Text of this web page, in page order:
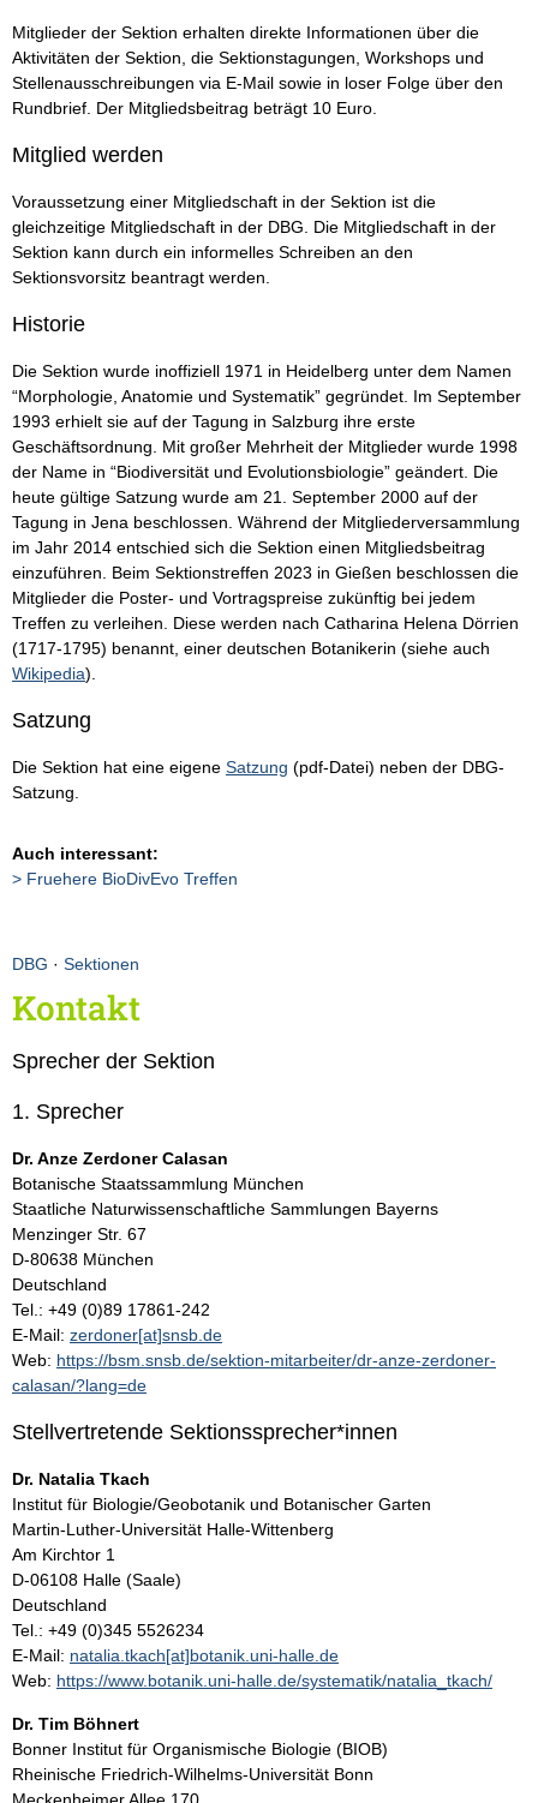
Mitglieder der Sektion erhalten direkte Informationen über die
Aktivitäten der Sektion, die Sektionstagungen, Workshops und
Stellenausschreibungen via E-Mail sowie in loser Folge über den
Rundbrief. Der Mitgliedsbeitrag beträgt 10 Euro.
Mitglied werden
Voraussetzung einer Mitgliedschaft in der Sektion ist die
gleichzeitige Mitgliedschaft in der DBG. Die Mitgliedschaft in der
Sektion kann durch ein informelles Schreiben an den
Sektionsvorsitz beantragt werden.
Historie
Die Sektion wurde inoffiziell 1971 in Heidelberg unter dem Namen
“Morphologie, Anatomie und Systematik” gegründet. Im September
1993 erhielt sie auf der Tagung in Salzburg ihre erste
Geschäftsordnung. Mit großer Mehrheit der Mitglieder wurde 1998
der Name in “Biodiversität und Evolutionsbiologie” geändert. Die
heute gültige Satzung wurde am 21. September 2000 auf der
Tagung in Jena beschlossen. Während der Mitgliederversammlung
im Jahr 2014 entschied sich die Sektion einen Mitgliedsbeitrag
einzuführen. Beim Sektionstreffen 2023 in Gießen beschlossen die
Mitglieder die Poster- und Vortragspreise zukünftig bei jedem
Treffen zu verleihen. Diese werden nach Catharina Helena Dörrien
(1717-1795) benannt, einer deutschen Botanikerin (siehe auch
Wikipedia).
Satzung
Die Sektion hat eine eigene Satzung (pdf-Datei) neben der DBG-
Satzung.
Auch interessant:
Fruehere BioDivEvo Treffen
DBG · Sektionen
Kontakt
Sprecher der Sektion
1. Sprecher
Dr. Anze Zerdoner Calasan
Botanische Staatssammlung München
Staatliche Naturwissenschaftliche Sammlungen Bayerns
Menzinger Str. 67
D-80638 München
Deutschland
Tel.: +49 (0)89 17861-242
E-Mail: zerdoner[at]snsb.de
Web: https://bsm.snsb.de/sektion-mitarbeiter/dr-anze-zerdoner-
calasan/?lang=de
Stellvertretende Sektionssprecher*innen
Dr. Natalia Tkach
Institut für Biologie/Geobotanik und Botanischer Garten
Martin-Luther-Universität Halle-Wittenberg
Am Kirchtor 1
D-06108 Halle (Saale)
Deutschland
Tel.: +49 (0)345 5526234
E-Mail: natalia.tkach[at]botanik.uni-halle.de
Web: https://www.botanik.uni-halle.de/systematik/natalia_tkach/
Dr. Tim Böhnert
Bonner Institut für Organismische Biologie (BIOB)
Rheinische Friedrich-Wilhelms-Universität Bonn